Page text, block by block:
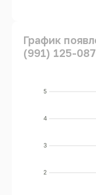
График
(991) 125-
2
3
4
5